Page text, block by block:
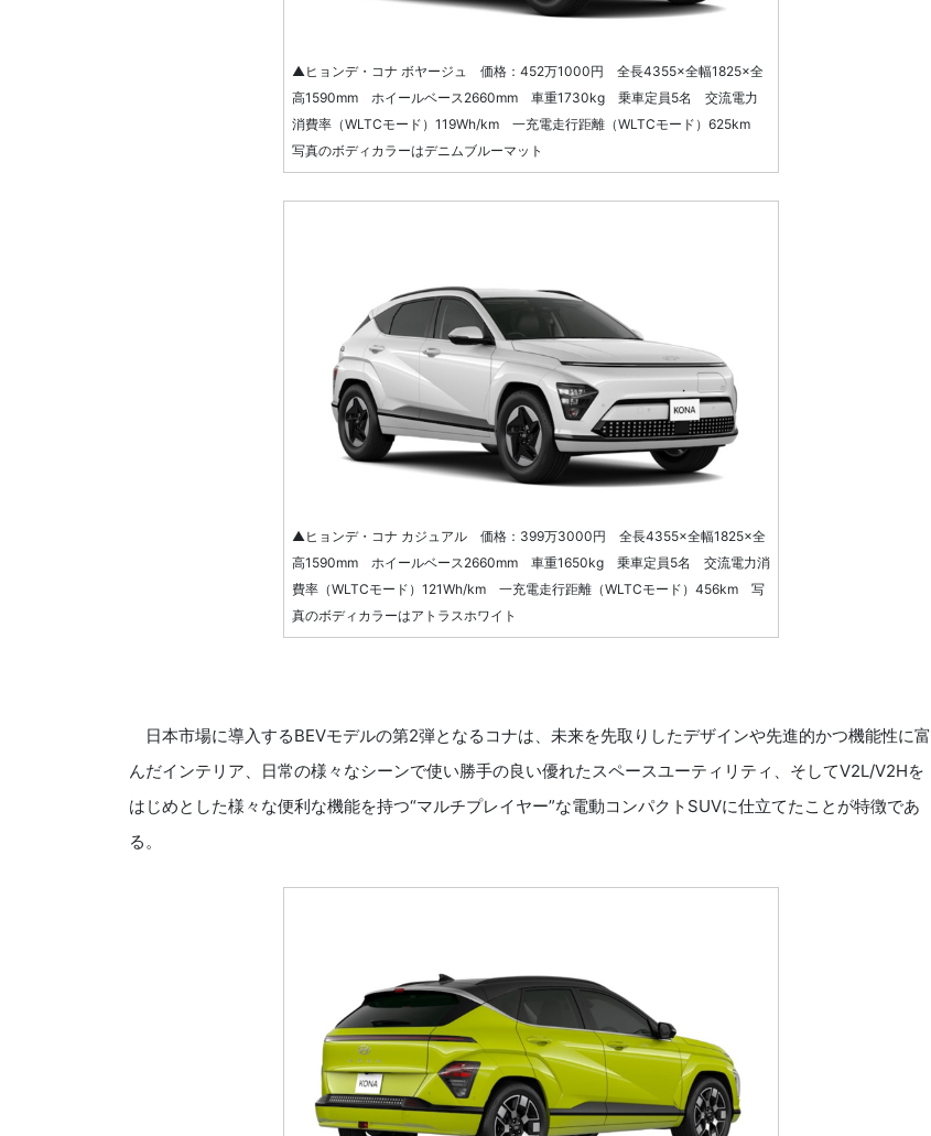
▲ヒョンデ・コナ ボヤージュ 価格：452万1000円 全長4355×全幅1825×全
高1590mm ホイールベース2660mm 車重1730kg 乗車定員5名 交流電力
消費率（WLTCモード）119Wh/km 一充電走行距離（WLTCモード）625km
写真のボディカラーはデニムブルーマット
▲ヒョンデ・コナ カジュアル 価格：399万3000円 全長4355×全幅1825×全
高1590mm ホイールベース2660mm 車重1650kg 乗車定員5名 交流電力消
費率（WLTCモード）121Wh/km 一充電走行距離（WLTCモード）456km 写
真のボディカラーはアトラスホワイト
日本市場に導入するBEVモデルの第2弾となるコナは、未来を先取りしたデザインや先進的かつ機能性に富
んだインテリア、日常の様々なシーンで使い勝手の良い優れたスペースユーティリティ、そしてV2L/V2Hを
はじめとした様々な便利な機能を持つ“マルチプレイヤー”な電動コンパクトSUVに仕立てたことが特徴であ
る。